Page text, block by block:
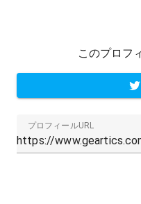
このプロフ
プロフィールURL